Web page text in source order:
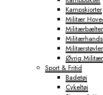
Kampskjorter
Militær
Militærbælter
Militærstøvler
Øvrig
Sport & Fritid
Badetøj
Cykeltøj